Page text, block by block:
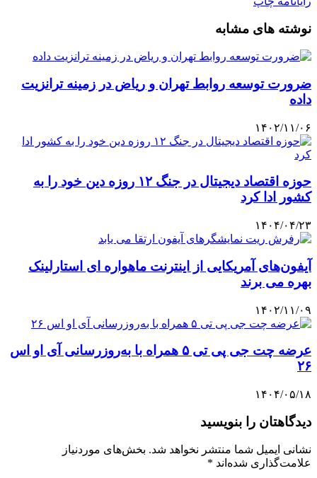
نوشته های مشابه
ضرورت توسعه روابط تهران و ریاض در زمینه ترانزیت
داده
۱۴۰۲/۱۱/۰۶
حوزه اقتصاد دیجیتال در جنگ ۱۲ روزه دین خود را به
کشور ادا کرد
۱۴۰۴/۰۴/۲۳
آیفون‌های آمریکایی از اینترنت ماهواره ای استارلینک
بهره می برند
۱۴۰۲/۱۱/۰۹
عرضه چت جی پی تی ۵ همراه با به‌روزرسانی آی او اس
۲۶
۱۴۰۴/۰۵/۱۸
دیدگاهتان را بنویسید
نشانی ایمیل شما منتشر نخواهد شد. بخش‌های موردنیاز
علامت‌گذاری شده‌اند *